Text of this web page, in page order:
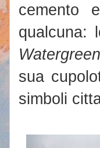
cemento
qualcuna:
sua
simboli